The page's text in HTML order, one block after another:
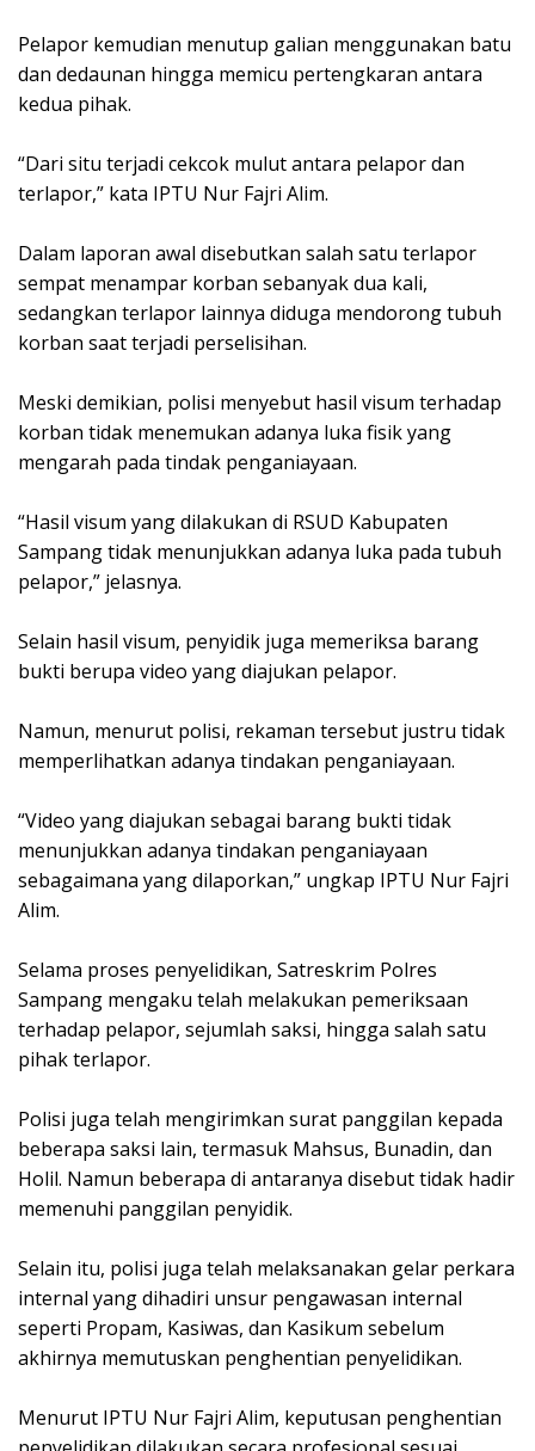
‎Pelapor kemudian menutup galian menggunakan batu
dan dedaunan hingga memicu pertengkaran antara
kedua pihak.
‎“Dari situ terjadi cekcok mulut antara pelapor dan
terlapor,” kata IPTU Nur Fajri Alim.
‎Dalam laporan awal disebutkan salah satu terlapor
sempat menampar korban sebanyak dua kali,
sedangkan terlapor lainnya diduga mendorong tubuh
korban saat terjadi perselisihan.
‎Meski demikian, polisi menyebut hasil visum terhadap
korban tidak menemukan adanya luka fisik yang
mengarah pada tindak penganiayaan.
‎“Hasil visum yang dilakukan di RSUD Kabupaten
Sampang tidak menunjukkan adanya luka pada tubuh
pelapor,” jelasnya.
‎Selain hasil visum, penyidik juga memeriksa barang
bukti berupa video yang diajukan pelapor.
‎Namun, menurut polisi, rekaman tersebut justru tidak
memperlihatkan adanya tindakan penganiayaan.
‎“Video yang diajukan sebagai barang bukti tidak
menunjukkan adanya tindakan penganiayaan
sebagaimana yang dilaporkan,” ungkap IPTU Nur Fajri
Alim.
‎Selama proses penyelidikan, Satreskrim Polres
Sampang mengaku telah melakukan pemeriksaan
terhadap pelapor, sejumlah saksi, hingga salah satu
pihak terlapor.
‎Polisi juga telah mengirimkan surat panggilan kepada
beberapa saksi lain, termasuk Mahsus, Bunadin, dan
Holil. Namun beberapa di antaranya disebut tidak hadir
memenuhi panggilan penyidik.
‎Selain itu, polisi juga telah melaksanakan gelar perkara
internal yang dihadiri unsur pengawasan internal
seperti Propam, Kasiwas, dan Kasikum sebelum
akhirnya memutuskan penghentian penyelidikan.
‎Menurut IPTU Nur Fajri Alim, keputusan penghentian